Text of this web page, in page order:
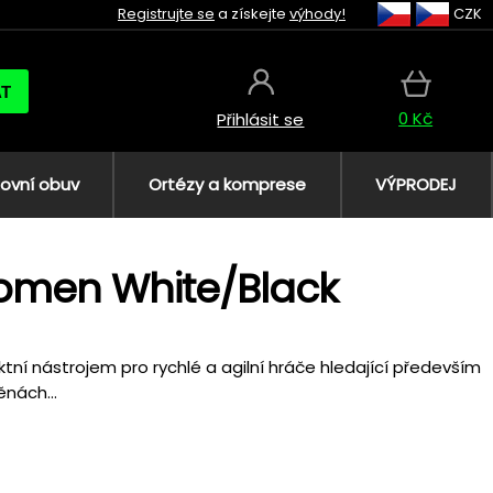
Registrujte se a získejte výhody! CZK
Přihlásit se 0 Kč
obuv Ortézy a komprese VÝPRODEJ
White/Black
nástrojem pro rychlé a agilní hráče hledající především